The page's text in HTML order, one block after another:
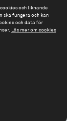
och liknande
ska fungera och kan
och data för
Läs mer om cookies